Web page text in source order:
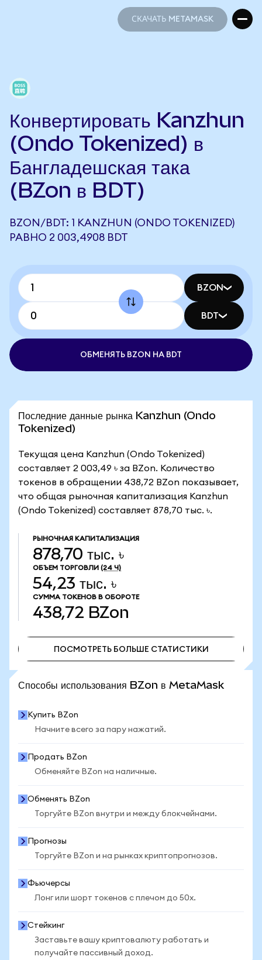
СКАЧАТЬ METAMASK
Конвертировать Kanzhun
(Ondo Tokenized) в
Бангладешская така
(BZon в BDT)
BZON/BDT: 1 KANZHUN (ONDO TOKENIZED)
РАВНО 2 003,4908 BDT
BZON
BDT
ОБМЕНЯТЬ BZON НА BDT
Последние данные рынка Kanzhun (Ondo
Tokenized)
Текущая цена Kanzhun (Ondo Tokenized)
составляет 2 003,49 ৳ за BZon. Количество
токенов в обращении 438,72 BZon показывает,
что общая рыночная капитализация Kanzhun
(Ondo Tokenized) составляет 878,70 тыс. ৳.
РЫНОЧНАЯ КАПИТАЛИЗАЦИЯ
878,70 тыс. ৳
ОБЪЕМ ТОРГОВЛИ (24 Ч)
54,23 тыс. ৳
СУММА ТОКЕНОВ В ОБОРОТЕ
438,72 BZon
ПОСМОТРЕТЬ БОЛЬШЕ СТАТИСТИКИ
Способы использования BZon в MetaMask
Купить BZon
Начните всего за пару нажатий.
Продать BZon
Обменяйте BZon на наличные.
Обменять BZon
Торгуйте BZon внутри и между блокчейнами.
Прогнозы
Торгуйте BZon и на рынках криптопрогнозов.
Фьючерсы
Лонг или шорт токенов с плечом до 50x.
Стейкинг
Заставьте вашу криптовалюту работать и
получайте пассивный доход.